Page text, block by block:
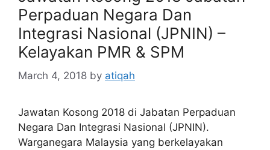
Perpaduan Negara Dan
Integrasi Nasional (JPNIN) –
Kelayakan PMR & SPM
March 4, 2018 by atiqah
Jawatan Kosong 2018 di Jabatan Perpaduan
Negara Dan Integrasi Nasional (JPNIN).
Warganegara Malaysia yang berkelayakan